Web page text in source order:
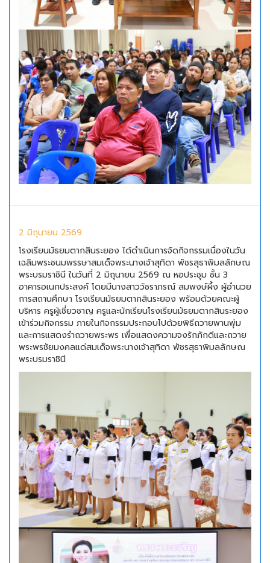
2 มิถุนายน 2569
โรงเรียนมัธยมตากสินระยอง ได้ดำเนินการจัดกิจกรรมเนื่องในวัน
เฉลิมพระชนมพรรษาสมเด็จพระนางเจ้าสุทิดา พัชรสุธาพิมลลักษณ
พระบรมราชินี ในวันที่ 2 มิถุนายน 2569 ณ หอประชุม ชั้น 3
อาคารอเนกประสงค์ โดยมีนางสาววัชราภรณ์ สมพงษ์ผึ้ง ผู้อำนวย
การสถานศึกษา โรงเรียนมัธยมตากสินระยอง พร้อมด้วยคณะผู้
บริหาร ครูผู้เชี่ยวชาญ ครูและนักเรียนโรงเรียนมัธยมตากสินระยอง
เข้าร่วมกิจกรรม ภายในกิจกรรมประกอบไปด้วยพิธีถวายพานพุ่ม
และการแสดงรำถวายพระพร เพื่อแสดงความจงรักภักดีและถวาย
พระพรชัยมงคลแด่สมเด็จพระนางเจ้าสุทิดา พัชรสุธาพิมลลักษณ
พระบรมราชินี